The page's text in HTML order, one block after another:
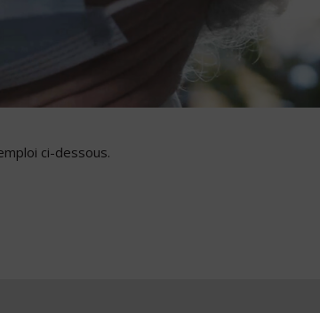
ci-dessous.